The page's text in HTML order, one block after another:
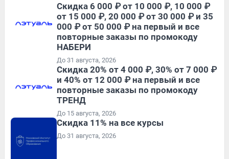
Скидка 6 000 ₽ от 10 000 ₽, 10 000 ₽
от 15 000 ₽, 20 000 ₽ от 30 000 ₽ и 35
000 ₽ от 50 000 ₽ на первый и все
повторные заказы по промокоду
НАБЕРИ
До 31 августа, 2026
Скидка 20% от 4 000 ₽, 30% от 7 000 ₽
и 40% от 12 000 ₽ на первый и все
повторные заказы по промокоду
ТРЕНД
До 15 августа, 2026
Скидка 11% на все курсы
До 31 августа, 2026